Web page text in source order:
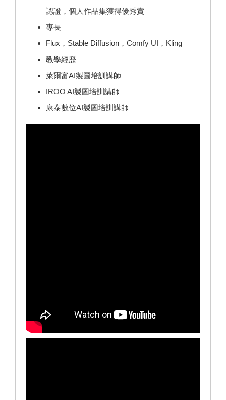
認證，個人作品集獲得優秀賞
專長
Flux，Stable Diffusion，Comfy UI，Kling
教學經歷
萊爾富AI製圖培訓講師
IROO AI製圖培訓講師
康泰數位AI製圖培訓講師